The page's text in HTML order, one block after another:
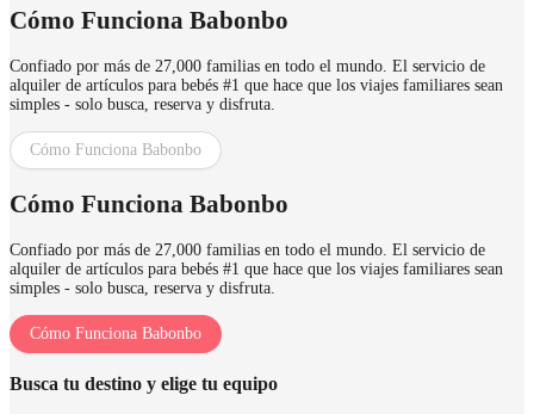
Cómo Funciona Babonbo
Confiado por más de 27,000 familias en todo el mundo. El servicio de
alquiler de artículos para bebés #1 que hace que los viajes familiares sean
simples - solo busca, reserva y disfruta.
Cómo Funciona Babonbo
Cómo Funciona Babonbo
Confiado por más de 27,000 familias en todo el mundo. El servicio de
alquiler de artículos para bebés #1 que hace que los viajes familiares sean
simples - solo busca, reserva y disfruta.
Cómo Funciona Babonbo
Busca tu destino y elige tu equipo